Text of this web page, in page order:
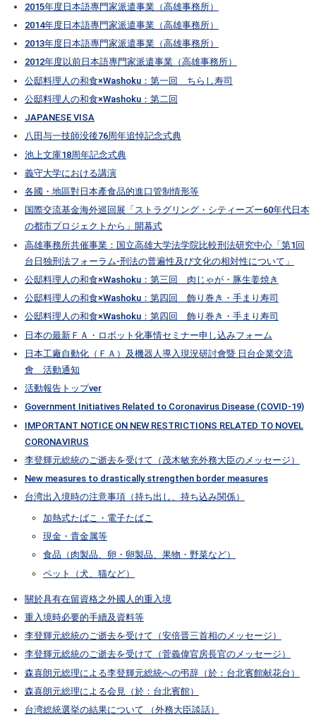
2015年度日本語專門家派遣事業（高雄事務所）
2014年度日本語專門家派遣事業（高雄事務所）
2013年度日本語專門家派遣事業（高雄事務所）
2012年度以前日本語專門家派遣事業（高雄事務所）
公邸料理人の和食×Washoku：第一回 ちらし寿司
公邸料理人の和食×Washoku：第二回
JAPANESE VISA
八田与一技師没後76周年追悼記念式典
池上文庫18周年記念式典
義守大学における講演
各國・地區對日本產食品的進口管制情形等
国際交流基金海外巡回展「ストラグリング・シティーズー60年代日本
の都市プロジェクトから」開幕式
高雄事務所共催事業：国立高雄大学法学院比較刑法研究中心「第1回
台日独刑法フォーラム-刑法の普遍性及び文化の相対性について」
公邸料理人の和食×Washoku：第三回 肉じゃが・豚生姜焼き
公邸料理人の和食×Washoku：第四回 飾り巻き・手まり寿司
公邸料理人の和食×Washoku：第四回 飾り巻き・手まり寿司
日本の最新ＦＡ・ロボット化事情セミナー申し込みフォーム
日本工廠自動化（ＦＡ）及機器人導入現況研討會暨 日台企業交流
會 活動通知
活動報告トップver
Government Initiatives Related to Coronavirus Disease (COVID-19)
IMPORTANT NOTICE ON NEW RESTRICTIONS RELATED TO NOVEL
CORONAVIRUS
李登輝元総統のご逝去を受けて（茂木敏充外務大臣のメッセージ）
New measures to drastically strengthen border measures
台湾出入境時の注意事項（持ち出し、持ち込み関係）
加熱式たばこ・電子たばこ
現金・貴金属等
食品（肉製品、卵・卵製品、果物・野菜など）
ペット（犬、猫など）
關於具有在留資格之外國人的重入境
重入境時必要的手續及資料等
李登輝元総統のご逝去を受けて（安倍晋三首相のメッセージ）
李登輝元総統のご逝去を受けて（菅義偉官房長官のメッセージ）
森喜朗元総理による李登輝元総統への弔辞（於：台北賓館献花台）
森喜朗元総理による会見（於：台北賓館）
台湾総統選挙の結果について （外務大臣談話）